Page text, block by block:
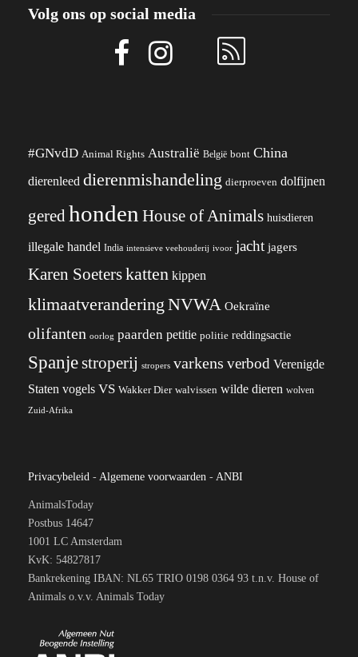
Volg ons op social media
#GNvdD Animal Rights Australië België bont China
dierenleed dierenmishandeling dierproeven dolfijnen
geredhonden House of Animals huisdieren
illegale handel India intensieve veehouderij ivoor jacht jagers
Karen Soeterskatten kippen
klimaatverandering NVWA Oekraïne
olifanten oorlog paarden petitie politie reddingsactie
Spanjestroperij stropers varkens verbod Verenigde
Staten vogels VS Wakker Dier walvissen wilde dieren wolven
Zuid-Afrika
Privacybeleid - Algemene voorwaarden - ANBI
AnimalsToday
Postbus 14647
1001 LC Amsterdam
KvK: 54827817
Bankrekening IBAN: NL65 TRIO 0198 0364 93 t.n.v. House of
Animals o.v.v. Animals Today